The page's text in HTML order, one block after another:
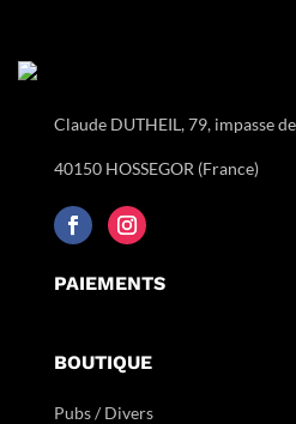
Claude DUTHEIL, 79, impasse
40150 HOSSEGOR (France)
PAIEMENTS
BOUTIQUE
Pubs / Divers